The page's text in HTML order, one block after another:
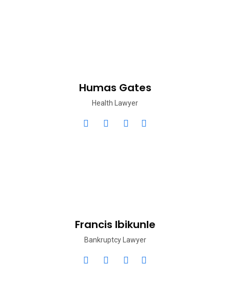
Humas Gates
Health Lawyer
Francis Ibikunle
Bankruptcy Lawyer